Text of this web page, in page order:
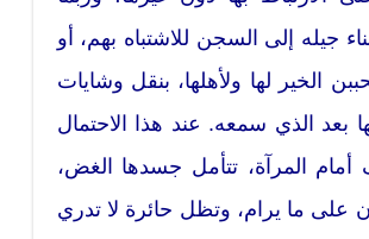
جيله إلى السجن للاشتباه بهم، أو
الخير لها ولأهلها، بنقل وشايات
بعد الذي سمعه. عند هذا الاحتمال
أمام المرآة، تتأمل جسدها الغض،
ما يرام، وتظل حائرة لا تدري